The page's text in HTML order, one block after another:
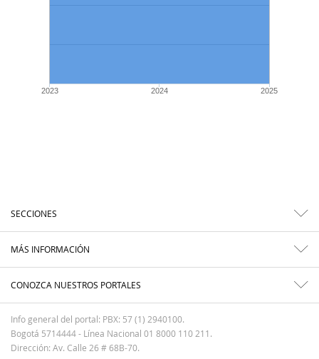
2023 2024 2025
SECCIONES
MÁS INFORMACIÓN
CONOZCA NUESTROS PORTALES
Info general del portal: PBX: 57 (1) 2940100.
Bogotá 5714444 - Línea Nacional 01 8000 110 211.
Dirección: Av. Calle 26 # 68B-70.